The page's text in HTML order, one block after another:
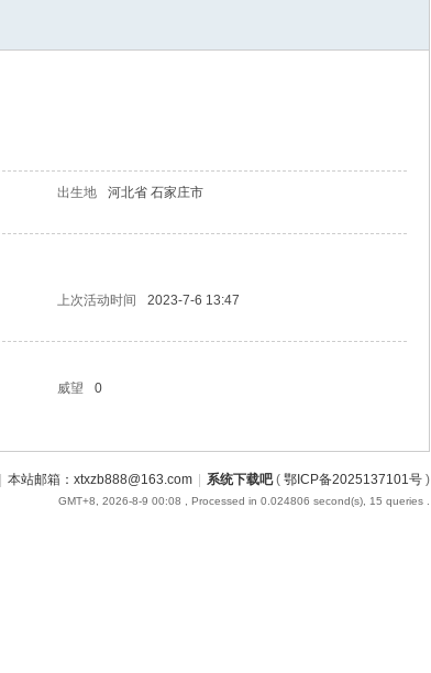
出生地
河北省 石家庄市
上次活动时间
2023-7-6 13:47
威望
0
本站邮箱：xtxzb888@163.com 系统下载吧( 鄂ICP备2025137101号 )
GMT+8, 2026-8-9 00:08 , Processed in 0.024806 second(s), 15 queries .